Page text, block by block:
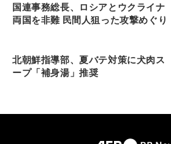
国連事務総長、ロシアとウクライナ
両国を非難 民間人狙った攻撃めぐり
北朝鮮指導部、夏バテ対策に犬肉ス
ープ「補身湯」推奨